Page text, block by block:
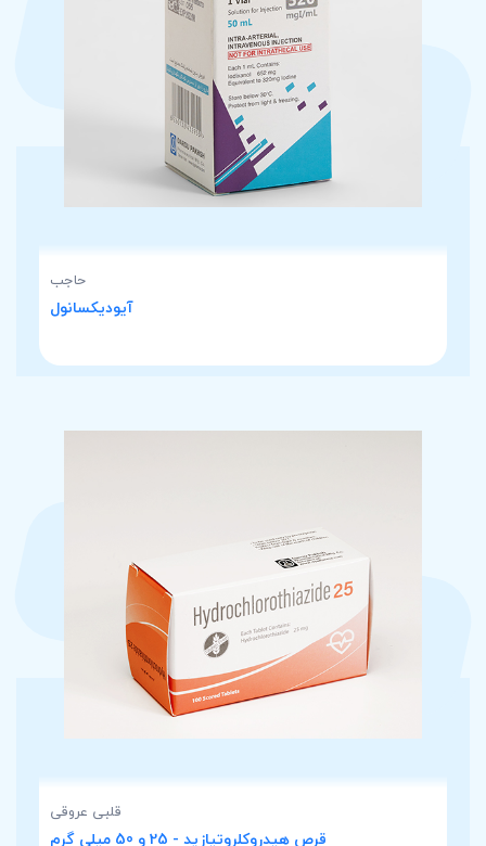
حاجب
آیودیکسانول
قلبی عروقی
قرص هیدروکلروتیازید - 25 و 50 میلی گرم